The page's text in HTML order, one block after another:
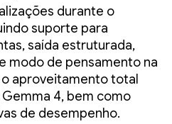
durante o
suporte para
saída estruturada,
modo de pensamento na
aproveitamento total
4, bem como
de desempenho.